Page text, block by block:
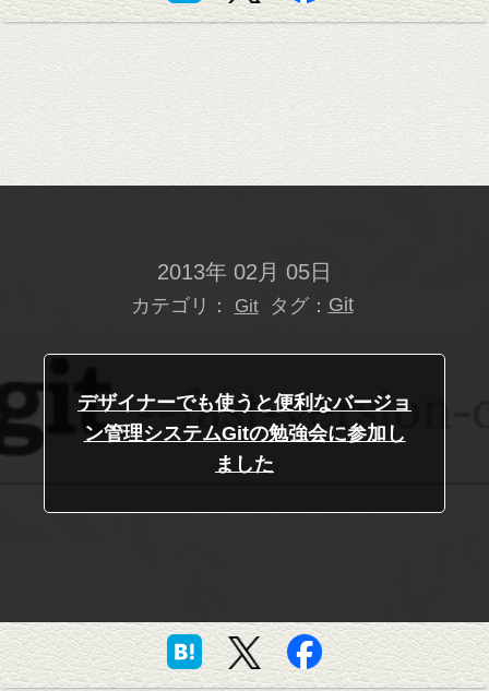
2013年 02月 05日
カテゴリ： Git タグ： Git
デザイナーでも使うと便利なバージョ
ン管理システムGitの勉強会に参加し
ました